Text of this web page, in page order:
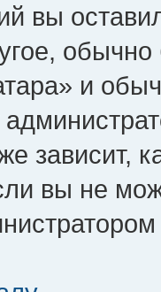
вы
и
зависит,
вы не